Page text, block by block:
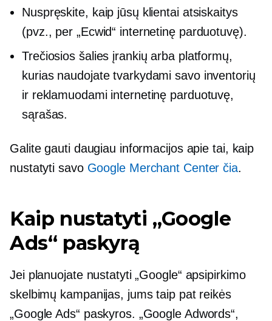
Nuspręskite, kaip jūsų klientai atsiskaitys
(pvz., per „Ecwid“ internetinę parduotuvę).
Trečiosios šalies įrankių arba platformų,
kurias naudojate tvarkydami savo inventorių
ir reklamuodami internetinę parduotuvę,
sąrašas.
Galite gauti daugiau informacijos apie tai, kaip
nustatyti savo Google Merchant Center čia.
Kaip nustatyti „Google
Ads“ paskyrą
Jei planuojate nustatyti „Google“ apsipirkimo
skelbimų kampanijas, jums taip pat reikės
„Google Ads“ paskyros. „Google Adwords“,